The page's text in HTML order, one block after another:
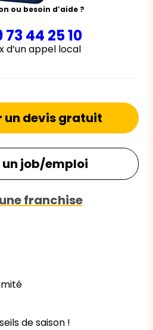
ou besoin d’aide ?
73 44 25 10
d’un appel local
de saison !
un devis gratuit
job/emploi
franchise